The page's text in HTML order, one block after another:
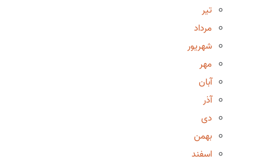
تیر
مرداد
شهریور
مهر
آبان
آذر
دی
بهمن
اسفند